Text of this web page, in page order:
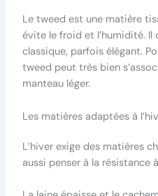
Le tweed est une matière
évite le froid et l’humidité. Il
classique, parfois élégant.
tweed peut très bien
manteau léger.
Les matières adaptées à
L’hiver exige des matières
aussi penser à la résistance